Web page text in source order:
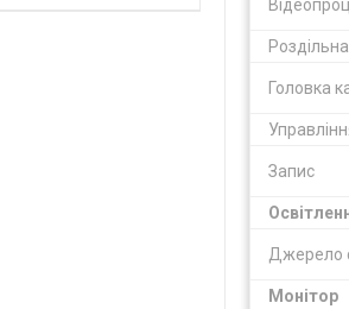
Головка
Запис
Джерело
Монітор